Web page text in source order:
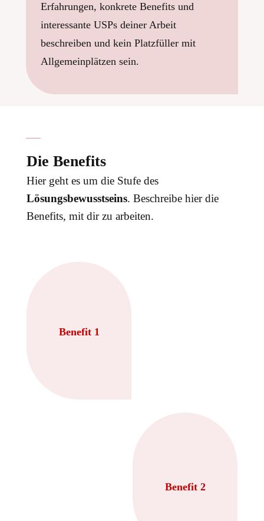
Erfahrungen, konkrete Benefits und
interessante USPs deiner Arbeit
beschreiben und kein Platzfüller mit
Allgemeinplätzen sein.
Die Benefits
Hier geht es um die Stufe des
Lösungsbewusstseins. Beschreibe hier die
Benefits, mit dir zu arbeiten.
Benefit 1
Benefit 2